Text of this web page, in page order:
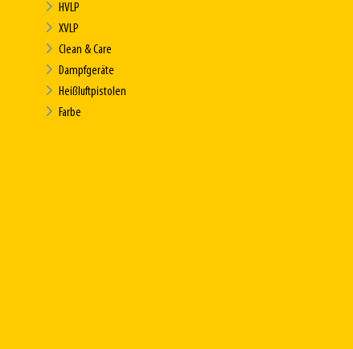
HVLP
XVLP
Clean & Care
Dampfgeräte
Heißluftpistolen
Farbe